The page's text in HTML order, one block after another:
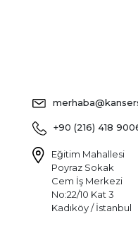
+90 (216) 418
Eğitim Mahallesi
Poyraz Sokak
Cem İş Merkezi
No:22/10 Kat 3
Kadıköy / İstanbul